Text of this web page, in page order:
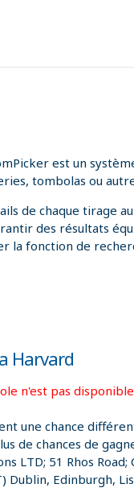
est un
tombolas ou
de chaque tirage
des résultats
la fonction de
Harvard
n'est pas
une chance
de chances de
LTD; 51 Rhos
Dublin, Edinburgh,